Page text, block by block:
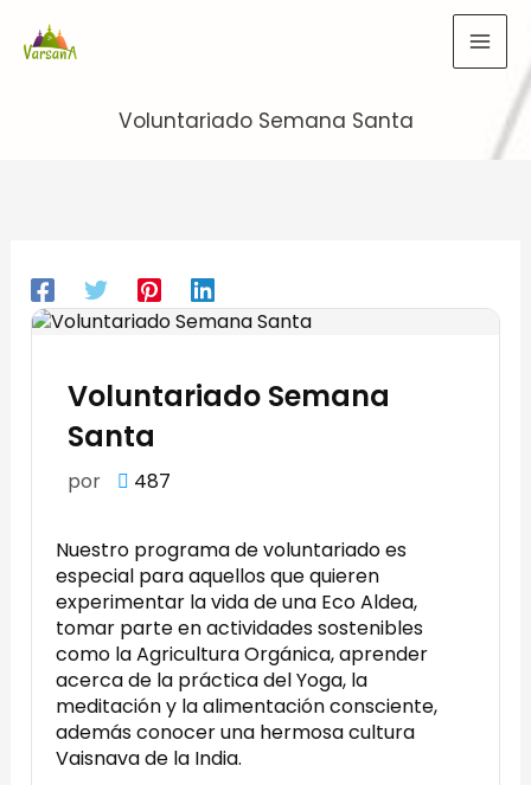
Voluntariado Semana Santa
Voluntariado Semana
Santa
por 487
Nuestro programa de voluntariado es
especial para aquellos que quieren
experimentar la vida de una Eco Aldea,
tomar parte en actividades sostenibles
como la Agricultura Orgánica, aprender
acerca de la práctica del Yoga, la
meditación y la alimentación consciente,
además conocer una hermosa cultura
Vaisnava de la India.